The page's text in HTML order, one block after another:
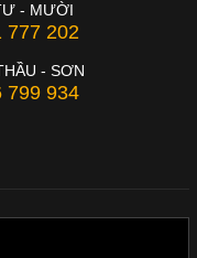
- MƯỜI
777 202
- SƠN
799 934